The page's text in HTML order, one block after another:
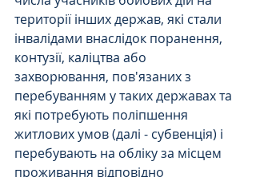
території інших держав, які стали
інвалідами внаслідок поранення,
контузії, каліцтва або
захворювання, пов'язаних з
перебуванням у таких державах та
які потребують поліпшення
житлових умов (далі - субвенція) і
перебувають на обліку за місцем
проживання відповідно